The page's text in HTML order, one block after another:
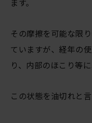
その摩擦を可能な限
ていますが、経年の
り、内部のほこり等
この状態を油切れと言